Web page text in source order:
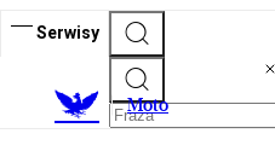
Serwisy
Moto